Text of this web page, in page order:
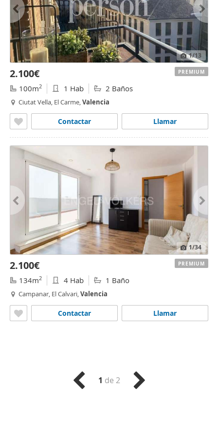
1/13
2.100€
100m2 1 Hab 2 Baños
Ciutat Vella, El Carme,Valencia
Llamar
Contactar
PREMIUM
1/34
2.100€
134m2 4 Hab 1 Baño
Campanar, El Calvari,Valencia
Llamar
Contactar
PREMIUM
1 de 2